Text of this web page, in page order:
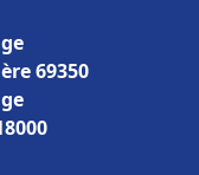
69350